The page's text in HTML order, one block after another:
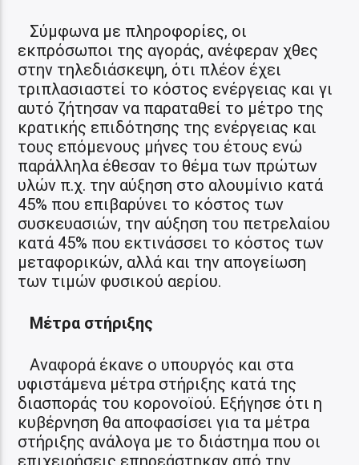
Σύμφωνα με πληροφορίες, οι
εκπρόσωποι της αγοράς, ανέφεραν χθες
στην τηλεδιάσκεψη, ότι πλέον έχει
τριπλασιαστεί το κόστος ενέργειας και γι
αυτό ζήτησαν να παραταθεί το μέτρο της
κρατικής επιδότησης της ενέργειας και
τους επόμενους μήνες του έτους ενώ
παράλληλα έθεσαν το θέμα των πρώτων
υλών π.χ. την αύξηση στο αλουμίνιο κατά
45% που επιβαρύνει το κόστος των
συσκευασιών, την αύξηση του πετρελαίου
κατά 45% που εκτινάσσει το κόστος των
μεταφορικών, αλλά και την απογείωση
των τιμών φυσικού αερίου.
Μέτρα στήριξης
Αναφορά έκανε ο υπουργός και στα
υφιστάμενα μέτρα στήριξης κατά της
διασποράς του κορονοϊού. Εξήγησε ότι η
κυβέρνηση θα αποφασίσει για τα μέτρα
στήριξης ανάλογα με το διάστημα που οι
επιχειρήσεις επηρεάστηκαν από την